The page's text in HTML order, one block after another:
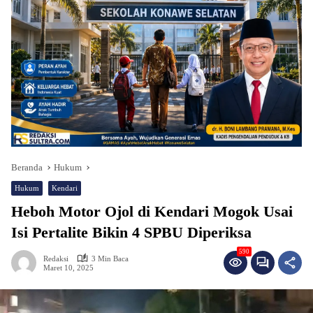
Beranda Hukum
Hukum Kendari
Heboh Motor Ojol di Kendari Mogok Usai
Isi Pertalite Bikin 4 SPBU Diperiksa
Redaksi
3 Min Baca
Maret 10, 2025
590